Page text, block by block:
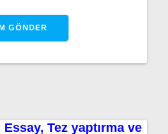
Tez yaptırma ve